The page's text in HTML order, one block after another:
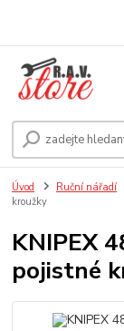
Úvod Ruční nářadí
kroužky
KNIPEX
pojistné